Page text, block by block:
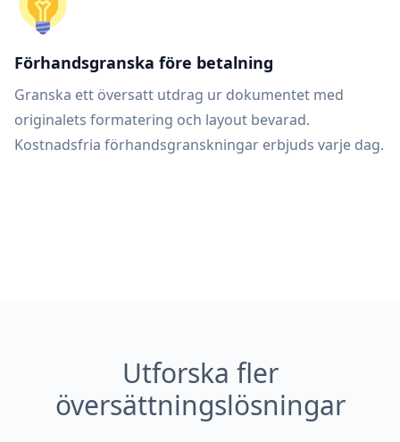
Förhandsgranska före betalning
Granska ett översatt utdrag ur dokumentet med
originalets formatering och layout bevarad.
Kostnadsfria förhandsgranskningar erbjuds varje dag.
Utforska fler
översättningslösningar